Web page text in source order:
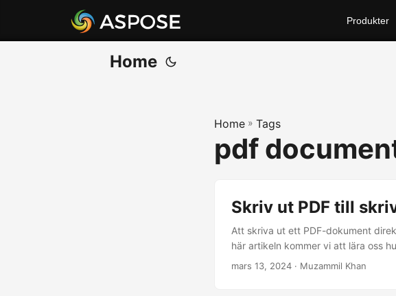
Produkter
Home
Home » Tags
pdf
Skriv ut PDF till
Att skriva ut ett PDF-dokument
här artikeln kommer vi att lära oss
mars 13, 2024 · Muzammil Khan